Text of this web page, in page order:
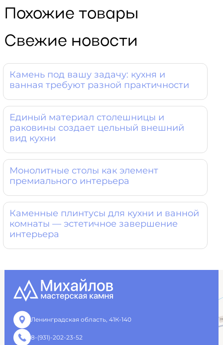
Похожие товары
Свежие новости
Камень под вашу задачу: кухня и
ванная требуют разной практичности
Единый материал столешницы и
раковины создает цельный внешний
вид кухни
Монолитные столы как элемент
премиального интерьера
Каменные плинтусы для кухни и ванной
комнаты — эстетичное завершение
интерьера
Ленинградская область, 41К-140
8-(931)-202-23-52